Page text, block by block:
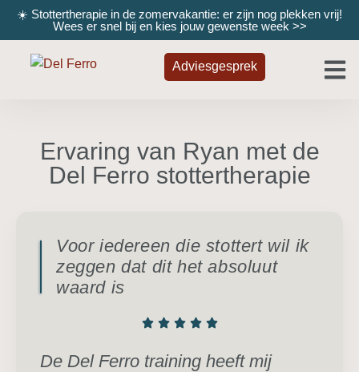
☀️ Stottertherapie in de zomervakantie: er zijn nog plekken vrij!
Wees er snel bij en kies jouw gewenste week >>
Adviesgesprek
Ervaring van Ryan met de
Del Ferro stottertherapie
Voor iedereen die stottert wil ik
zeggen dat dit het absoluut
waard is
De Del Ferro training heeft mij